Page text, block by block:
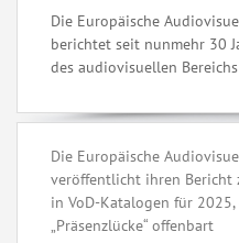
Die Europäische
berichtet seit nunmehr 30
des audiovisuellen
Die Europäische
veröffentlicht ihren Bericht
in VoD-Katalogen für
„Präsenzlücke“ offenbart